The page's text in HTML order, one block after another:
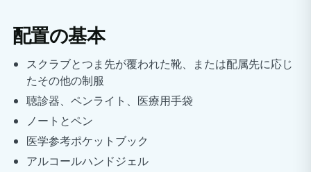
配置の基本
スクラブとつま先が覆われた靴、または配属先に応じ
たその他の制服
聴診器、ペンライト、医療用手袋
ノートとペン
医学参考ポケットブック
アルコールハンドジェル